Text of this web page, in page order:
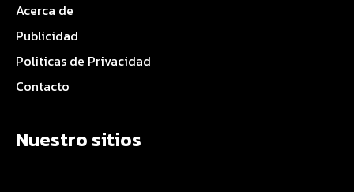
Acerca de
Publicidad
Politicas de Privacidad
Contacto
Nuestro sitios